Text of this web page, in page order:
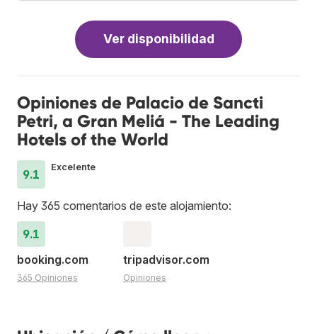
Ver disponibilidad
Opiniones de Palacio de Sancti
Petri, a Gran Meliá - The Leading
Hotels of the World
9.1
Excelente
Hay 365 comentarios de este alojamiento:
9.1
booking.com
365 Opiniones
tripadvisor.com
Opiniones